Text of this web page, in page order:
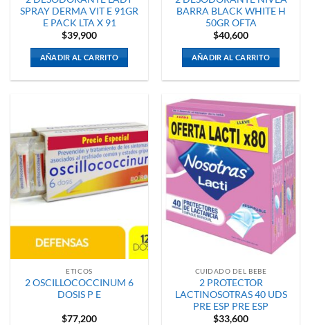
SPRAY DERMA VIT E 91GR
E PACK LTA X 91
$39,900
AÑADIR AL CARRITO
BARRA BLACK WHITE H
50GR OFTA
$40,600
AÑADIR AL CARRITO
ETICOS
2 OSCILLOCOCCINUM 6
DOSIS P E
$77,200
CUIDADO DEL BEBE
2 PROTECTOR
LACTINOSOTRAS 40 UDS
PRE ESP PRE ESP
$33,600